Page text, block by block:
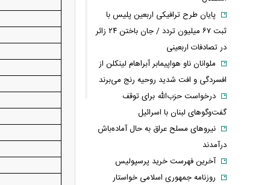
پایان طرح ترافیکی اربعین پلیس با
ثبت ۶۷ میلیون تردد / جان باختن ۲۴ زائر
در تصادفات اربعینی
ملوانان ناو هواپیمابر آبراهام لینکلن از
افسردگی و افت شدید روحیه رنج می‌برند
درخواست حزب‌الله برای توقف
گفت‌وگوهای لبنان با اسرائیل
نیروهای مسلح عراق به حال آماده‌باش
درآمدند
آخرین فهرست خرید پرسپولیس
روزنامه جمهوری اسلامی خواستار